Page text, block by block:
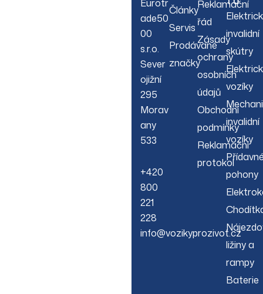
Eurotr
ade50
00
s.r.o.
Sever
ojižní
295
Morav
any
533
+420
800
221
228
info@vozikyprozivot.cz
Články
Servis
Prodávané
značky
Reklamační
řád
Zásady
ochrany
osobních
údajů
Obchodní
podmínky
Reklamační
protokol
invalidní
skútry
vozíky
invalidní
vozíky
pohony
ližiny a
rampy
Baterie